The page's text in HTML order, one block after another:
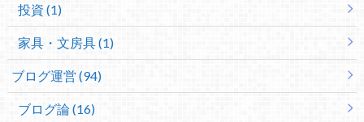
投資 (1)
家具・文房具 (1)
ブログ運営 (94)
ブログ論 (16)